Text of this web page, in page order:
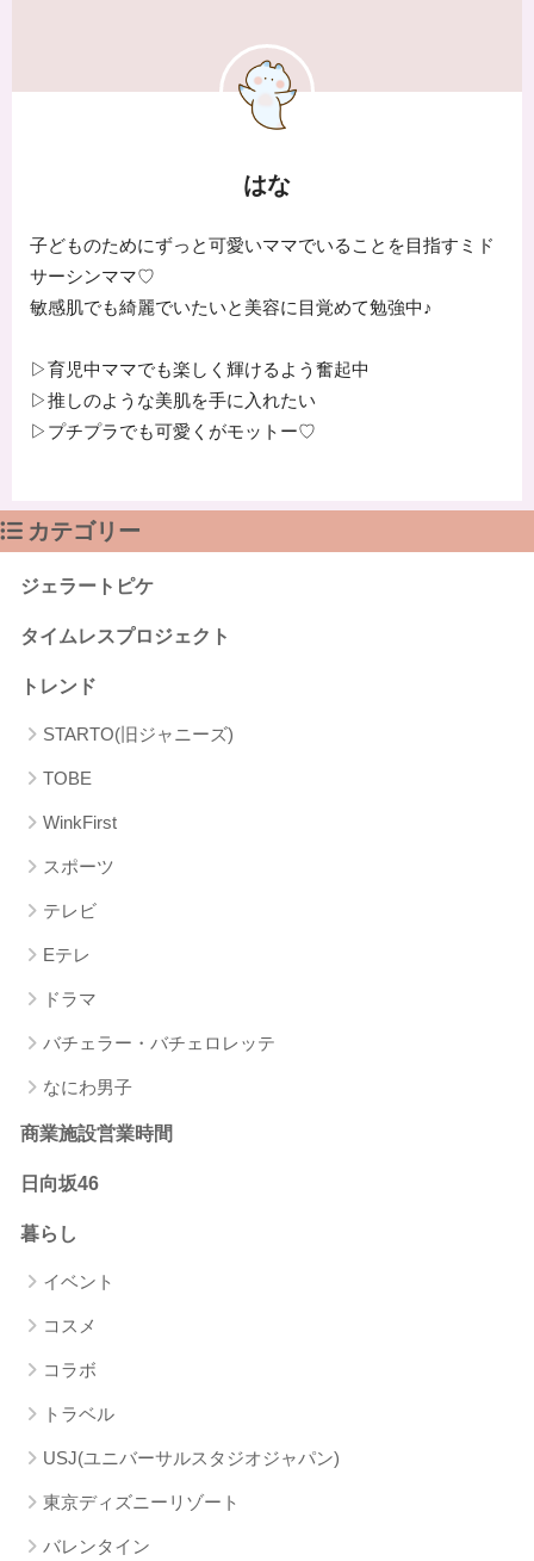
はな
子どものためにずっと可愛いママでいることを目指すミド
サーシンママ♡
敏感肌でも綺麗でいたいと美容に目覚めて勉強中♪
▷育児中ママでも楽しく輝けるよう奮起中
▷推しのような美肌を手に入れたい
▷プチプラでも可愛くがモットー♡
カテゴリー
ジェラートピケ
タイムレスプロジェクト
トレンド
STARTO(旧ジャニーズ)
TOBE
WinkFirst
スポーツ
テレビ
Eテレ
ドラマ
バチェラー・バチェロレッテ
なにわ男子
商業施設営業時間
日向坂46
暮らし
イベント
コスメ
コラボ
トラベル
USJ(ユニバーサルスタジオジャパン)
東京ディズニーリゾート
バレンタイン